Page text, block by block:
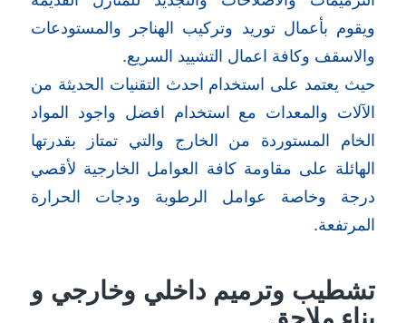
ويقوم بأعمال توريد وتركيب الهناجر والمستودعات
والاسقف وكافة اعمال التشييد السريع.
حيث يعتمد على استخدام احدث التقنيات الحديثة من
الآلات والمعدات مع استخدام افضل واجود المواد
الخام المستوردة من الخارج والتي تمتاز بقدرتها
الهائلة على مقاومة كافة العوامل الخارجية لأقصي
درجة وخاصة عوامل الرطوبة ودجات الحرارة
المرتفعة.
تشطيب وترميم داخلي وخارجي و